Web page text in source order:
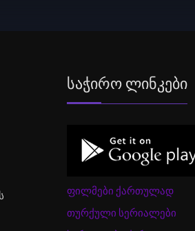
Საჭირო Ლინკები
ფილმები ქართულად
თურქული სერიალები